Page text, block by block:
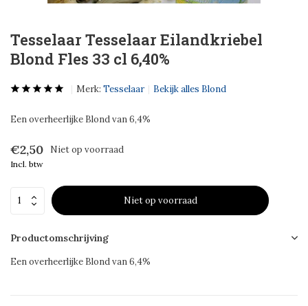
Tesselaar Tesselaar Eilandkriebel
Blond Fles 33 cl 6,40%
Merk: Tesselaar Bekijk alles Blond
Een overheerlijke Blond van 6,4%
€2,50 Niet op voorraad
Incl. btw
Niet op voorraad
Productomschrijving
Een overheerlijke Blond van 6,4%